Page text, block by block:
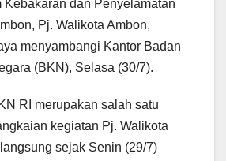
Kebakaran dan Penyelamatan
Pj. Walikota Ambon,
menyambangi Kantor Badan
(BKN), Selasa (30/7).
RI merupakan salah satu
kegiatan Pj. Walikota
sejak Senin (29/7)